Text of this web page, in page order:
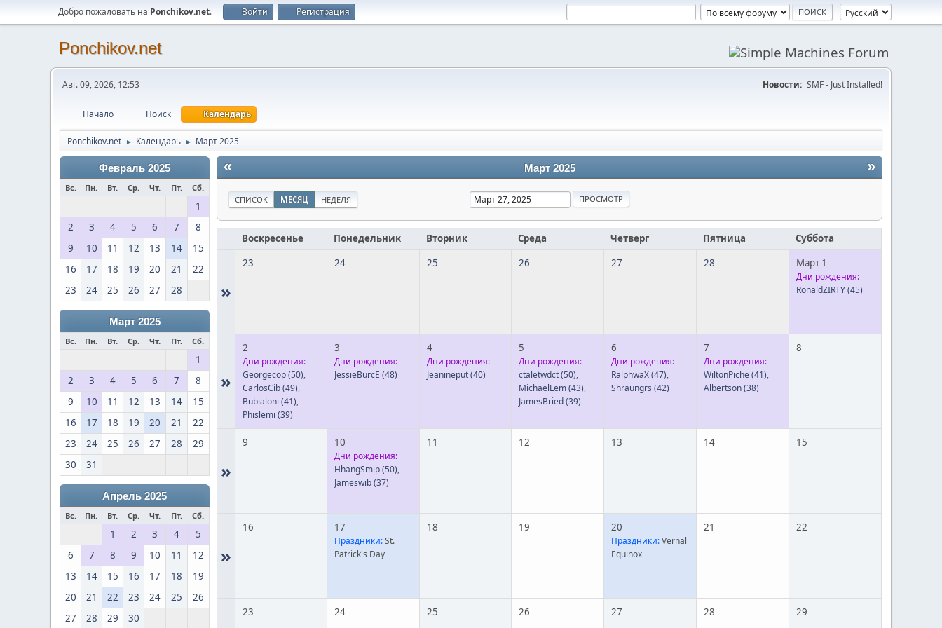
Добро пожаловать на Ponchikov.net. Войти Регистрация
Ponchikov.net
Авг. 09, 2026, 12:53 Новости: SMF - Just Installed!
Начало Поиск Календарь
Ponchikov.net ► Календарь ► Март 2025
Февраль 2025
Вс. Пн. Вт. Ср. Чт. Пт. Сб.
1
2
3 4 5 6 7
8
9
10 11 12 13 14
15
16
17 18 19 20 21
22
23
24 25 26 27 28
Март 2025
Вс. Пн. Вт. Ср. Чт. Пт. Сб.
1
2
3 4 5 6 7
8
9
10 11 12 13 14
15
16
17 18 19 20 21
22
23
24 25 26 27 28
29
30
31
Апрель 2025
Вс. Пн. Вт. Ср. Чт. Пт. Сб.
1 2 3 4
5
6
7 8 9 10 11
12
13
14 15 16 17 18
19
20
21 22 23 24 25
26
27
28 29 30
« »
Март 2025
СПИСОК МЕСЯЦ НЕДЕЛЯ
Воскресенье Понедельник Вторник Среда Четверг Пятница Суббота
»
23 24 25 26 27 28 Март 1
Дни рождения:
RonaldZIRTY(45)
»
2
Дни рождения:
Georgecop(50),
CarlosCib(49),
Bubialoni (41),
Phislemi (39)
3
Дни рождения:
JessieBurcE (48)
4
Дни рождения:
Jeanineput(40)
5
Дни рождения:
ctaletwdct(50),
MichaelLem(43),
JamesBried(39)
6
Дни рождения:
RalphwaX(47),
Shraungrs (42)
7
Дни рождения:
WiltonPiche(41),
Albertson(38)
8
»
9 10
Дни рождения:
HhangSmip(50),
Jameswib(37)
11 12 13 14 15
»
16 17
Праздники:St.
Patrick's Day
18 19 20
Праздники:Vernal
Equinox
21 22
23 24 25 26 27 28 29